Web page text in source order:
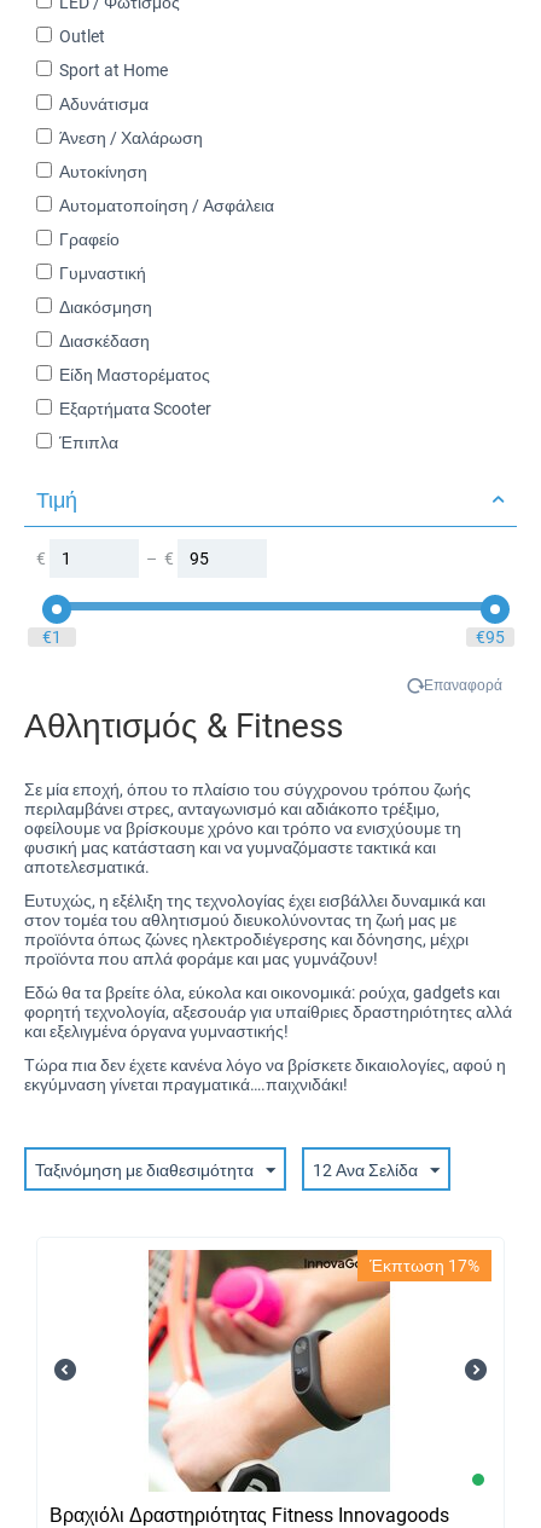
Outlet
Sport at Home
Αδυνάτισμα
Άνεση / Χαλάρωση
Αυτοκίνηση
Αυτοματοποίηση / Ασφάλεια
Γραφείο
Γυμναστική
Διακόσμηση
Διασκέδαση
Είδη Μαστορέματος
Εξαρτήματα Scooter
Έπιπλα
Καλοκαίρι
Μπαμπού / Σχιστόλιθος
Ξεκούραση / Ύπνος
Οργάνωση Χώρου
Ορεκτικά / Σνακ
Ποδήλατο
Ποτά
Προσωπική Φροντίδα
Πρωτότυπα Δώρα
Σπορ / Σε Φόρμα
Σπορ / Σε φόρμα
Ταξίδι
Τηλέφωνα και Tablets
Ύπαιθρος / Κάμπινγκ
Τιμή
€ – €
‎€1 ‎€95
Επαναφορά
Αθλητισμός & Fitness
Σε μία εποχή, όπου το πλαίσιο του σύγχρονου τρόπου ζωής
περιλαμβάνει στρες, ανταγωνισμό και αδιάκοπο τρέξιμο,
οφείλουμε να βρίσκουμε χρόνο και τρόπο να ενισχύουμε τη
φυσική μας κατάσταση και να γυμναζόμαστε τακτικά και
αποτελεσματικά.
Ευτυχώς, η εξέλιξη της τεχνολογίας έχει εισβάλλει δυναμικά και
στον τομέα του αθλητισμού διευκολύνοντας τη ζωή μας με
προϊόντα όπως ζώνες ηλεκτροδιέγερσης και δόνησης, μέχρι
προϊόντα που απλά φοράμε και μας γυμνάζουν!
Εδώ θα τα βρείτε όλα, εύκολα και οικονομικά: ρούχα, gadgets και
φορητή τεχνολογία, αξεσουάρ για υπαίθριες δραστηριότητες αλλά
και εξελιγμένα όργανα γυμναστικής!
Τώρα πια δεν έχετε κανένα λόγο να βρίσκετε δικαιολογίες, αφού η
εκγύμναση γίνεται πραγματικά….παιχνιδάκι!
Ταξινόμηση με διαθεσιμότητα 12 Ανα Σελίδα
Έκπτωση 17%
Βραχιόλι Δραστηριότητας Fitness Innovagoods